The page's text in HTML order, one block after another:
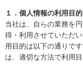
１．個人情報の利用目
当社は、自らの業務を
得・利用させていただ
用目的は以下の通りで
は、適切な方法で利用